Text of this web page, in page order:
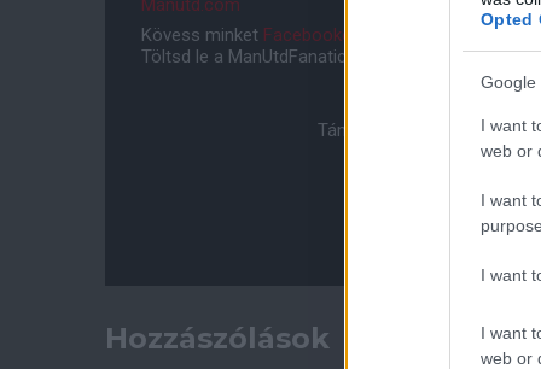
Opted
Google
I want
web or
I want
I want
I want
web or
Manutd.com
Kövess minket Facebookon és
Töltsd le a ManUtdFanatics.hu mobil applikációt
Támogasd adományoddal
Hozzászólások